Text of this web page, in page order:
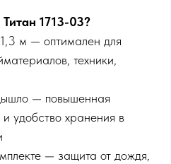
1713-03?
м — оптимален для
техники,
— повышенная
удобство хранения в
— защита от дождя,